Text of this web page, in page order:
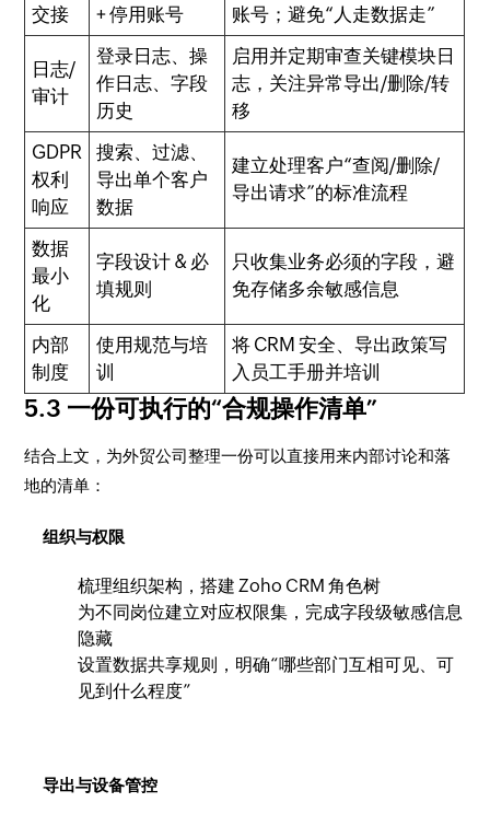
交接
+ 停用账号
账号；避免“人走数据走”
日志/
审计
登录日志、操
作日志、字段
历史
启用并定期审查关键模块日
志，关注异常导出/删除/转
移
GDPR
权利
响应
搜索、过滤、
导出单个客户
数据
建立处理客户“查阅/删除/
导出请求”的标准流程
数据
最小
化
字段设计 & 必
填规则
只收集业务必须的字段，避
免存储多余敏感信息
内部
制度
使用规范与培
训
将 CRM 安全、导出政策写
入员工手册并培训
5.3 一份可执行的“合规操作清单”
结合上文，为外贸公司整理一份可以直接用来内部讨论和落
地的清单：
组织与权限
梳理组织架构，搭建 Zoho CRM 角色树
为不同岗位建立对应权限集，完成字段级敏感信息
隐藏
设置数据共享规则，明确“哪些部门互相可见、可
见到什么程度”
导出与设备管控